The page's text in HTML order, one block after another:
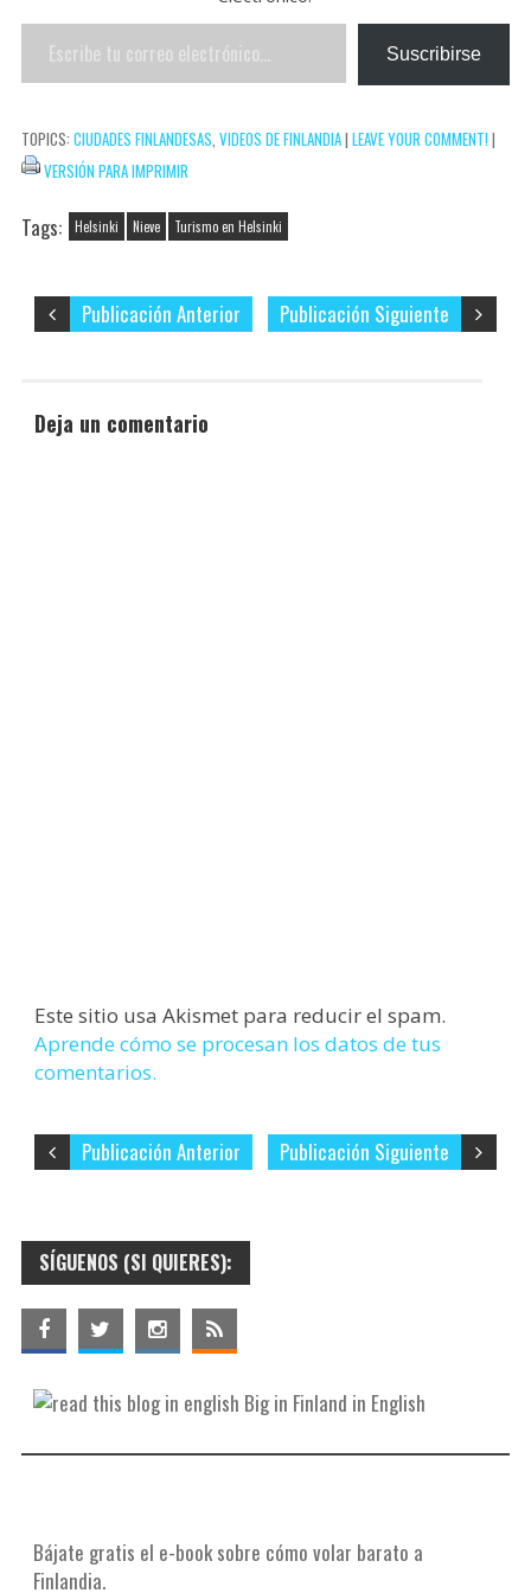
s
t
r
Escribe
tu
electrónico…
Suscribirse
TOPICS: CIUDADES FINLANDESAS, VIDEOS DE FINLANDIA| LEAVE YOUR COMMENT!|
VERSIÓN PARA IMPRIMIR
Tags: Helsinki Nieve Turismo en Helsinki
Publicación Siguiente
Publicación Anterior
Deja un comentario
Este sitio usa Akismet para reducir el spam.
Aprende cómo se procesan los datos de tus
comentarios.
Publicación Siguiente
Publicación Anterior
SÍGUENOS (SI QUIERES):
Big in Finland in English
Bájate gratis el e-book sobre cómo volar barato a
Finlandia.